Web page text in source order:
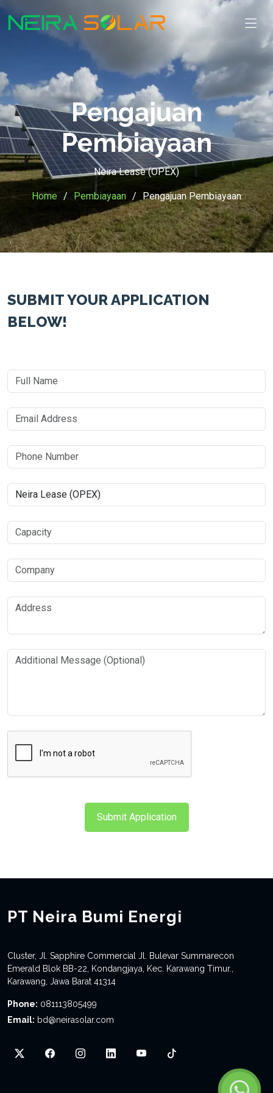
Pengajuan
Pembiayaan
Neira Lease (OPEX)
Home Pembiayaan Pengajuan Pembiayaan
SUBMIT YOUR APPLICATION
BELOW!
Submit Application
PT Neira Bumi Energi
Cluster, Jl. Sapphire Commercial Jl. Bulevar Summarecon
Emerald Blok BB-22, Kondangjaya, Kec. Karawang Timur.,
Karawang, Jawa Barat 41314
Phone: 081113805499
Email: bd@neirasolar.com